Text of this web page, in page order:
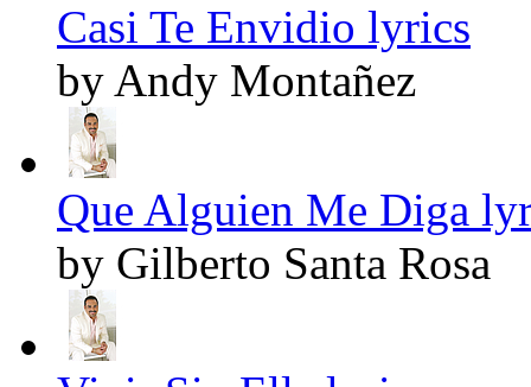
Casi Te Envidio lyrics
by Andy Montañez
Que Alguien Me Diga
by Gilberto Santa Rosa